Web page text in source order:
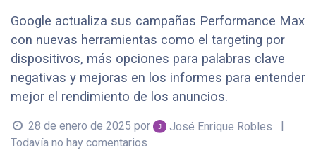
Google actualiza sus campañas Performance Max
con nuevas herramientas como el targeting por
dispositivos, más opciones para palabras clave
negativas y mejoras en los informes para entender
mejor el rendimiento de los anuncios.
28 de enero de 2025 por José Enrique Robles
|
Todavía no hay comentarios